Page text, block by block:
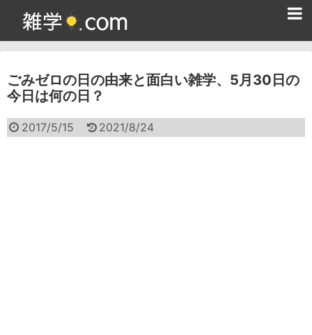
ごみゼロの日の由来と面白い雑学、5月30日の
今日は何の日？
2017/5/15 2021/8/24
雑学クイズ問題集
面白い雑学